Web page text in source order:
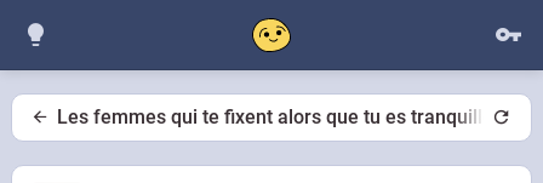
Les femmes qui te fixent alors que tu es tranquille